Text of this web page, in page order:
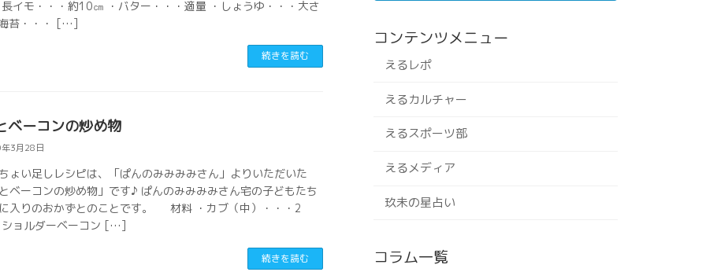
イモ・・・約10㎝ ・バター・・・適量 ・しょうゆ・・・大さ
苔・・・ […]
続きを読む
ベーコンの炒め物
3月28日
ょい足しレシピは、「ぱんのみみみみさん」よりいただいた
ベーコンの炒め物」です♪ ぱんのみみみみさん宅の子どもたち
入りのおかずとのことです。 材料 ・カブ（中）・・・2
ョルダーベーコン […]
続きを読む
コンテンツメニュー
えるレポ
えるカルチャー
えるスポーツ部
えるメディア
玖未の星占い
コラム一覧